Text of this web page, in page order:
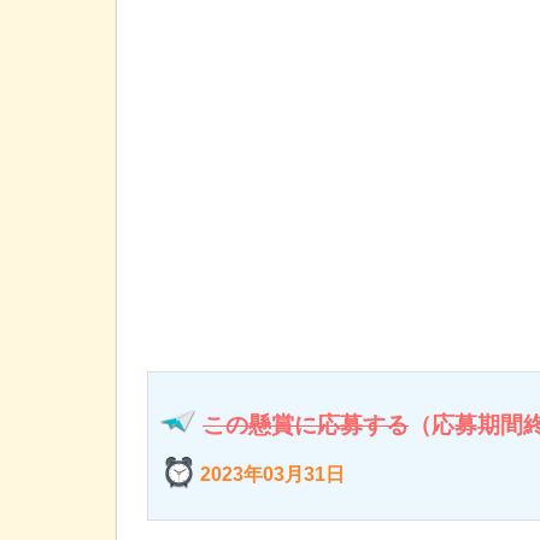
この懸賞に応募する （応募期間
2023年03月31日